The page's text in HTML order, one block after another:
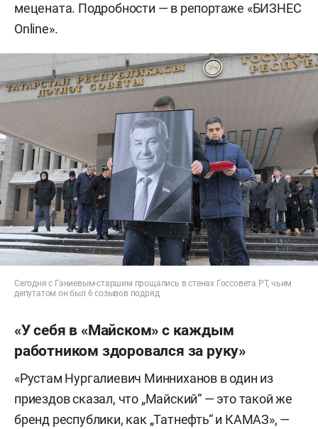
мецената. Подробности — в репортаже «БИЗНЕС
Online».
Сегодня с Ганиевым-старшим прощались в стенах Госсовета РТ, чьим
депутатом он был 6 созывов подряд
«У себя в «Майском» с каждым
работником здоровался за руку»
«Рустам Нургалиевич Минниханов в один из
приездов сказал, что „Майский“ — это такой же
бренд республики, как „Татнефть“ и КАМАЗ», —